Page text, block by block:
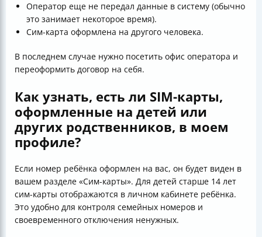
Оператор еще не передал данные в систему (обычно
это занимает некоторое время).
Сим-карта оформлена на другого человека.
В последнем случае нужно посетить офис оператора и
переоформить договор на себя.
Как узнать, есть ли SIM-карты,
оформленные на детей или
других родственников, в моем
профиле?
Если номер ребёнка оформлен на вас, он будет виден в
вашем разделе «Сим-карты». Для детей старше 14 лет
сим-карты отображаются в личном кабинете ребёнка.
Это удобно для контроля семейных номеров и
своевременного отключения ненужных.